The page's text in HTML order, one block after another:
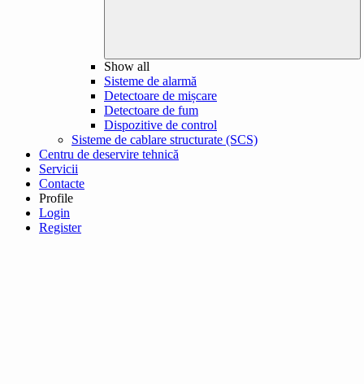
Show all
Sisteme de alarmă
Detectoare de mișcare
Detectoare de fum
Dispozitive de control
Sisteme de cablare structurate (SCS)
Centru de deservire tehnică
Servicii
Contacte
Profile
Login
Register